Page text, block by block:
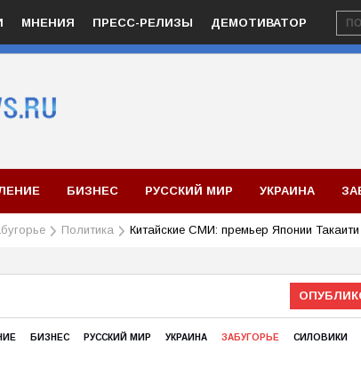
МНЕНИЯ ПРЕСС-РЕЛИЗЫ ДЕМОТИВАТОР
БИЗНЕС РУССКИЙ МИР УКРАИНА
Политика Китайские СМИ: премьер Японии
БИЗНЕС РУССКИЙ МИР УКРАИНА ЗАБУГОРЬЕ СИЛОВИКИ